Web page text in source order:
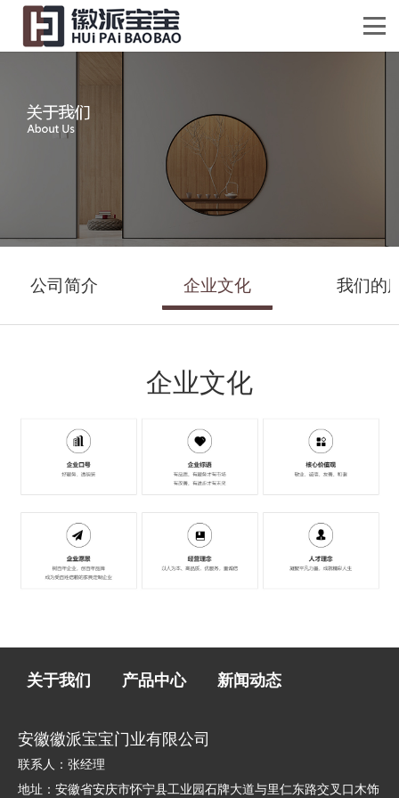
公司简介 企业文化 我们的
企业文化
关于我们 产品中心 新闻动态
安徽徽派宝宝门业有限公司
联系人：张经理
地址：安徽省安庆市怀宁县工业园石牌大道与里仁东路交叉口木饰